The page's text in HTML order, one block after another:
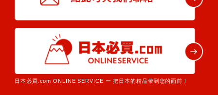
日本必買.com ONLINE SERVICE ー 把日本的精品帶到您的面前！